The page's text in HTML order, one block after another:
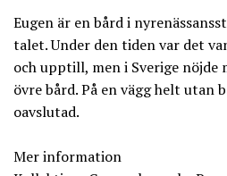
Eugen är en bård i
talet. Under den tiden var det
och upptill, men i Sverige nöjde
övre bård. På en vägg helt utan
oavslutad.
Mer information